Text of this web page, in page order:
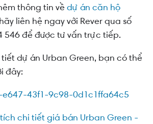
thông tin về dự án căn hộ
liên hệ ngay với Rever qua số
546 để được tư vấn trực tiếp.
dự án Urban Green, bạn có thể
đây:
chi tiết giá bán Urban Green -